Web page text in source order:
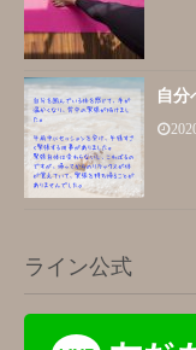
自分
ライン公式